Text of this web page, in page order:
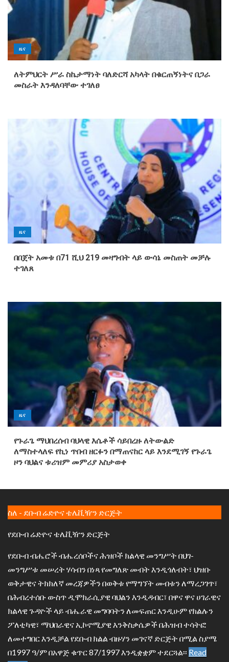
ዜና
ለትምህርት ሥራ ስኬታማነት ባለድርሻ አካላት በቁርጠኝነትና በጋራ
መስራት እንዳለባቸው ተገለፀ
ዜና
በበጀት አመቱ በ71 ሺህ 219 መዛግብት ላይ ውሳኔ መስጠት መቻሉ
ተገለጸ
ዜና
የጉራጌ ማህበረሰብ ባህላዊ እሴቶች ሳይበረዙ ለትውልድ
ለማስተላለፍ የኪነ ጥበብ ዘርፉን በማጠናከር ላይ እንደሚገኝ የጉራጌ
ዞን ባህልና ቱሪዝም መምሪያ አስታወቀ
ስለ - ደቡብ ሬድዮና ቴሌቪዥን ድርጅት
የደቡብ ሬድዮና ቴሌቪዥን ድርጅት
የደቡብ ብሔሮች ብሔረሰቦችና ሕዝቦች ክልላዊ መንግሥት በህገ-
መንግሥቱ መሠረት ሃሳብን በነጻ የመግለጽ መብት እንዲጎለብት፣ ህዝቡ
ወቅታዊና ትክክለኛ መረጃዎችን በወቅቱ የማግኘት መብቱን ለማረጋገጥ፣
በሕብረተሰቡ ውስጥ ዲሞክራሲያዊ ባህልን እንዲዳብር፣ በዋና ዋና ሀገራዊና
ክልላዊ ጉዳዮች ላይ ብሔራዊ መግባባትን ለመፍጠር እንዲሁም የክልሉን
ፖለቲካዊ፣ ማህበራዊና ኢኮኖሚያዊ እንቅስቃሴዎች በሕዝብ ተሳትፎ
ለመተግበር እንዲቻል የደቡብ ክልል ብዙሃን መገናኛ ድርጅት በሚል ስያሜ
በ1997 ዓ/ም በአዋጅ ቁጥር 87/1997 እንዲቋቋም ተደርጓል፡፡ Read